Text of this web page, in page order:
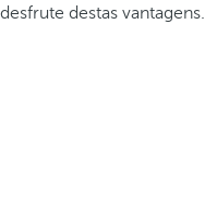
desfrute destas vantagens.